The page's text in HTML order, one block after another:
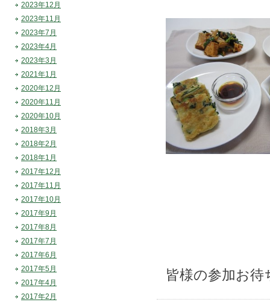
皆様の参加お
2023年12月
2023年11月
2023年7月
2023年4月
2023年3月
2021年1月
2020年12月
2020年11月
2020年10月
2018年3月
2018年2月
2018年1月
2017年12月
2017年11月
2017年10月
2017年9月
2017年8月
2017年7月
2017年6月
2017年5月
2017年4月
2017年2月